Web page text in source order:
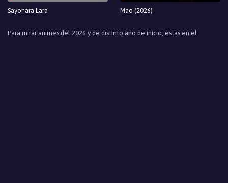
Sayonara Lara Mao (2026)
Para mirar animes del 2026 y de distinto año de inicio, estas en el